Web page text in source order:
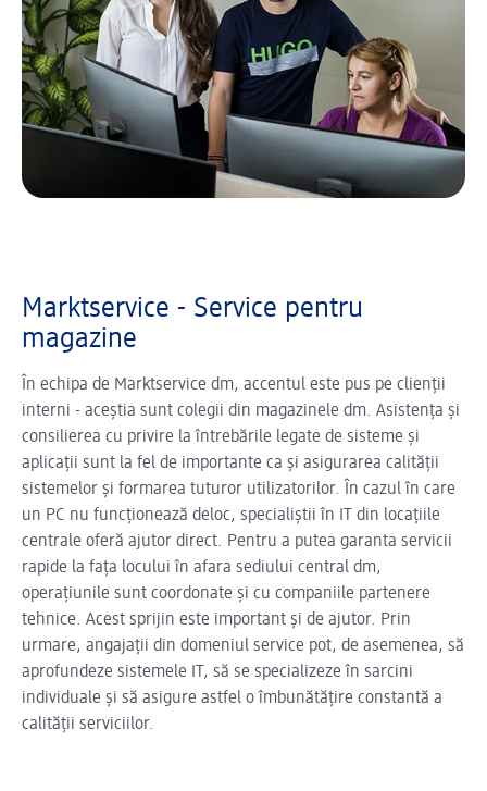
Marktservice - Service pentru
magazine
În echipa de Marktservice dm, accentul este pus pe clienții
interni - aceștia sunt colegii din magazinele dm. Asistența și
consilierea cu privire la întrebările legate de sisteme și
aplicații sunt la fel de importante ca și asigurarea calității
sistemelor și formarea tuturor utilizatorilor. În cazul în care
un PC nu funcționează deloc, specialiștii în IT din locațiile
centrale oferă ajutor direct. Pentru a putea garanta servicii
rapide la fața locului în afara sediului central dm,
operațiunile sunt coordonate și cu companiile partenere
tehnice. Acest sprijin este important și de ajutor. Prin
urmare, angajații din domeniul service pot, de asemenea, să
aprofundeze sistemele IT, să se specializeze în sarcini
individuale și să asigure astfel o îmbunătățire constantă a
calității serviciilor.